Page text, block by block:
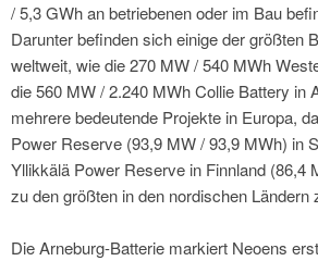
/ 5,3 GWh an betriebenen oder im Bau
Darunter befinden sich einige der größten
weltweit, wie die 270 MW / 540 MWh
die 560 MW / 2.240 MWh Collie Battery in
mehrere bedeutende Projekte in Europa,
Power Reserve (93,9 MW / 93,9 MWh) in
Yllikkälä Power Reserve in Finnland (86,4
zu den größten in den nordischen Ländern
Die Arneburg-Batterie markiert Neoens